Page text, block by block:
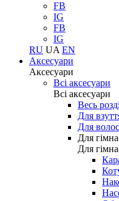
FB
IG
FB
IG
RU UA EN
Аксесуари
Аксесуари
Всі аксесуари
Всі аксесуари
Весь
Для
Для
Для
Для